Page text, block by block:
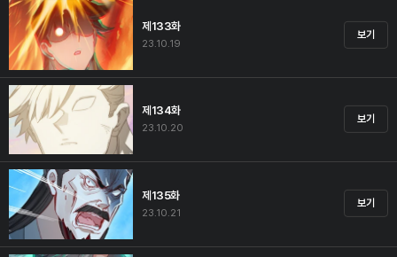
제133화
23.10.19
보기
제134화
23.10.20
보기
제135화
23.10.21
보기